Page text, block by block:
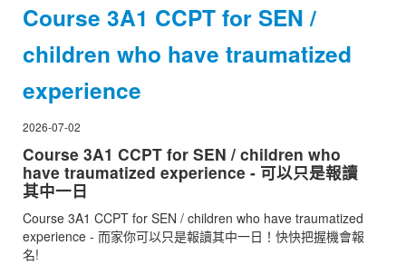
Course 3A1 CCPT for SEN /
children who have traumatized
experience
2026-07-02
Course 3A1 CCPT for SEN / children who
have traumatized experience - 可以只是報讀
其中一日
Course 3A1 CCPT for SEN / children who have traumatized
experience - 而家你可以只是報讀其中一日！快快把握機會報
名!